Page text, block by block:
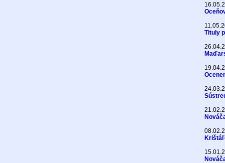
Tituly